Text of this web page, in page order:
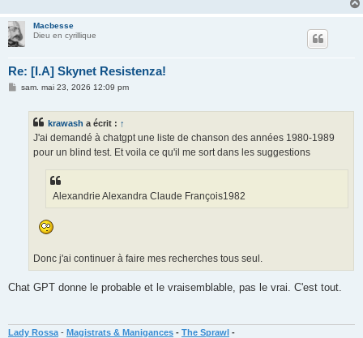
Macbesse
Dieu en cyrillique
Re: [I.A] Skynet Resistenza!
Msam. mai 23, 2026 12:09 pm
krawash a écrit : ↑
J'ai demandé à chatgpt une liste de chanson des années 1980-1989
pour un blind test. Et voila ce qu'il me sort dans les suggestions
Alexandrie Alexandra Claude François1982
Donc j'ai continuer à faire mes recherches tous seul.
Chat GPT donne le probable et le vraisemblable, pas le vrai. C'est tout.
Lady Rossa - Magistrats & Manigances - The Sprawl -